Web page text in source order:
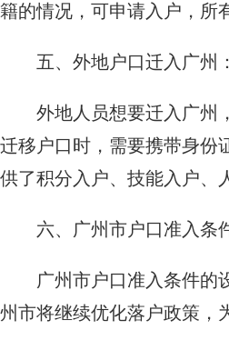
籍的情况，可申请入户，所
五、外地户口迁入广州
外地人员想要迁入广州
迁移户口时，需要携带身份
供了积分入户、技能入户、
六、广州市户口准入条
广州市户口准入条件的
州市将继续优化落户政策，